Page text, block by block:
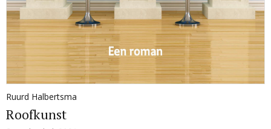
Ruurd Halbertsma
Roofkunst